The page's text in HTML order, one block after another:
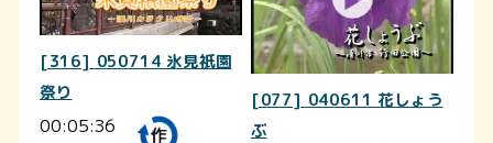
[316] 050714 氷見祇園
祭り
00:05:36
[077] 040611 花しょう
ぶ